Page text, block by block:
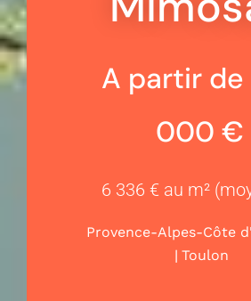
A partir de
000 €
6 336 € au m²
Provence-Alpes-Côte
| Toulon